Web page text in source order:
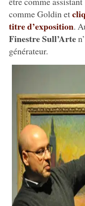
comme Goldin et
titre d’exposition.
Finestre Sull’Arte
générateur.